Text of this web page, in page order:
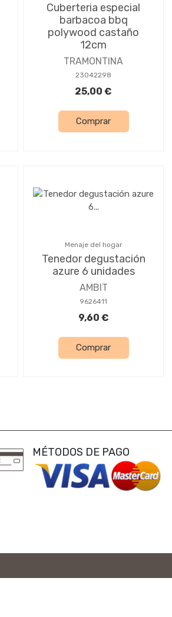
Cuberteria especial
barbacoa bbq
polywood castaño
12cm
TRAMONTINA
23042298
25,00 €
Comprar
Menaje del hogar
Tenedor degustación
azure 6 unidades
AMBIT
9626411
9,60 €
Comprar
MÉTODOS DE PAGO